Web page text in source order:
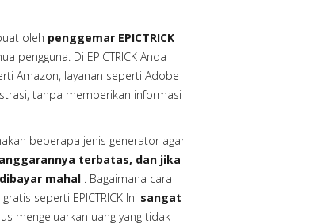
oleh penggemar EPICTRICK
pengguna. Di EPICTRICK Anda
Amazon, layanan seperti Adobe
tanpa memberikan informasi
beberapa jenis generator agar
terbatas, dan jika
mahal . Bagaimana cara
seperti EPICTRICK Ini sangat
mengeluarkan uang yang tidak